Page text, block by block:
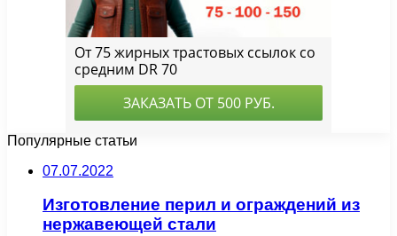
Популярные статьи
07.07.2022
Изготовление перил и ограждений из
нержавеющей стали